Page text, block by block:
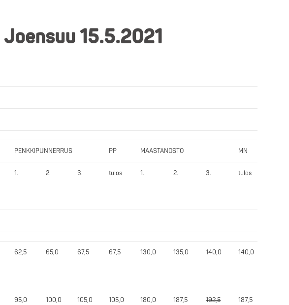
15.5.2021
PENKKIPUNNERRUS PP MAASTANOSTO MN
1. 2. 3. tulos 1. 2. 3. tulos
62,5 65,0 67,5 67,5 130,0 135,0 140,0 140,0
95,0 100,0 105,0 105,0 180,0 187,5 192,5 187,5